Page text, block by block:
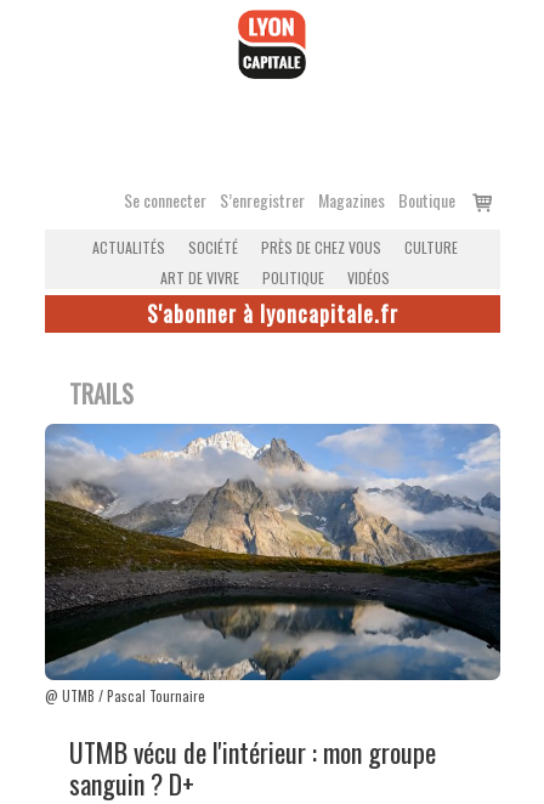
Se connecter S’enregistrer Magazines Boutique
Voir
ACTUALITÉS SOCIÉTÉ PRÈS DE CHEZ VOUS
CULTURE
ART DE VIVRE
POLITIQUE VIDÉOS
S'abonner à lyoncapitale.fr
TRAILS
@ UTMB / Pascal Tournaire
UTMB vécu de l'intérieur : mon groupe
sanguin ? D+